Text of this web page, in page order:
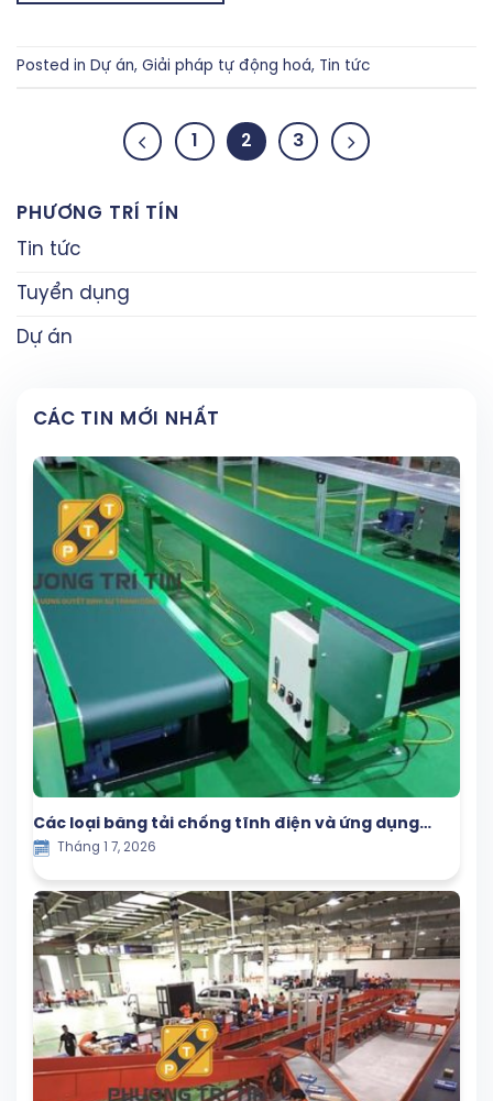
Posted in Dự án, Giải pháp tự động hoá, Tin tức
1 2 3
PHƯƠNG TRÍ TÍN
Tin tức
Tuyển dụng
Dự án
CÁC TIN MỚI NHẤT
Các loại băng tải chống tĩnh điện và ứng dụng
trong sản xuất
Tháng 1 7, 2026